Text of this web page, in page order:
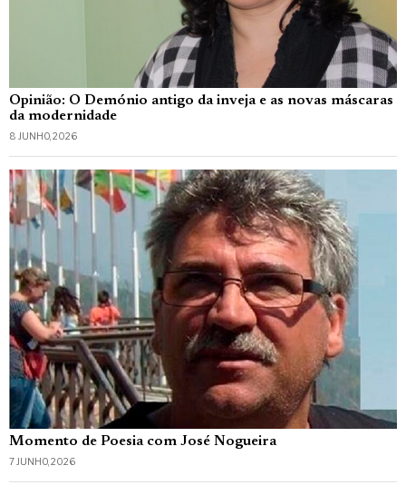
Opinião: O Demónio antigo da inveja e as novas máscaras
da modernidade
8 JUNHO, 2026
Momento de Poesia com José Nogueira
7 JUNHO, 2026